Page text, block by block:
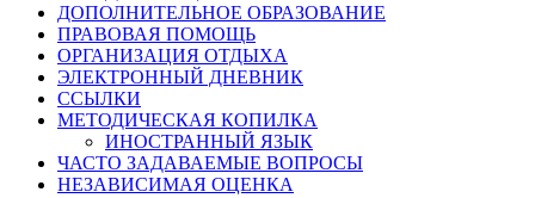
ДОПОЛНИТЕЛЬНОЕ ОБРАЗОВАНИЕ
ПРАВОВАЯ ПОМОЩЬ
ОРГАНИЗАЦИЯ ОТДЫХА
ЭЛЕКТРОННЫЙ ДНЕВНИК
ССЫЛКИ
МЕТОДИЧЕСКАЯ КОПИЛКА
ИНОСТРАННЫЙ ЯЗЫК
ЧАСТО ЗАДАВАЕМЫЕ ВОПРОСЫ
НЕЗАВИСИМАЯ ОЦЕНКА